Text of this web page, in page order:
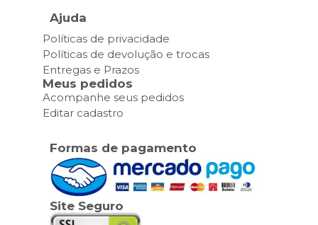
Ajuda
Políticas de privacidade
Políticas de devolução e trocas
Entregas e Prazos
Meus pedidos
Acompanhe seus pedidos
Editar cadastro
Formas de pagamento
Site Seguro